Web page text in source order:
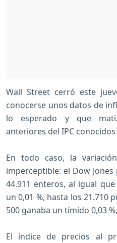
Wall Street cerró este
conocerse unos datos de
lo esperado y que
anteriores del IPC
En todo caso, la
imperceptible: el Dow
44.911 enteros, al igual
un 0,01 %, hasta los 21.710
500 ganaba un tímido 0,03
El índice de precios al